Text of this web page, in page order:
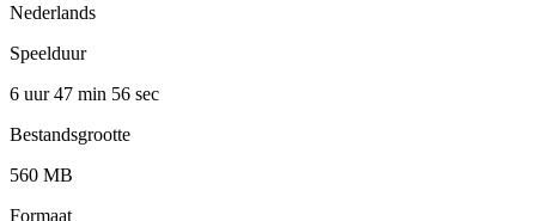
Nederlands
Speelduur
6 uur 47 min 56 sec
Bestandsgrootte
560 MB
Formaat